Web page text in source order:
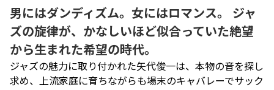
男にはダンディズム。女にはロマンス。 ジャ
ズの旋律が、かなしいほど似合っていた絶望
から生まれた希望の時代。
ジャズの魅力に取り付かれた矢代俊一は、本物の音を探し
求め、上流家庭に育ちながらも場末のキャバレーでサック